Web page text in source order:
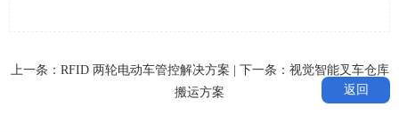
因素影响显著，不
器、RFID技术与北斗定位的环
重系统应运而生，通过物联网
上一条： RFID 两轮电动车管控解决方案 | 下一条： 视觉智能叉车仓库
搬运方案
返回